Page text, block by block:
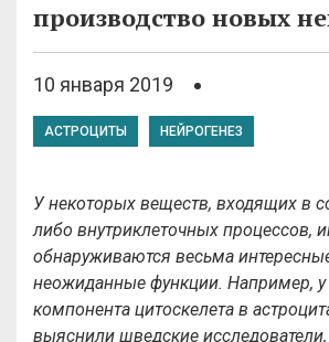
производство новых
10 января 2019
АСТРОЦИТЫ НЕЙРОГЕНЕЗ
У некоторых веществ, входящих в
либо внутриклеточных процессов,
обнаруживаются весьма
неожиданные функции. Например, у
компонента цитоскелета в
выяснили шведские